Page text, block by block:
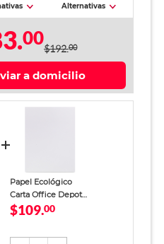
Alternativas
00$192.00
a domicilio
Papel Ecológico
Carta Office Depot
Paquete 500 hojas
$109.00